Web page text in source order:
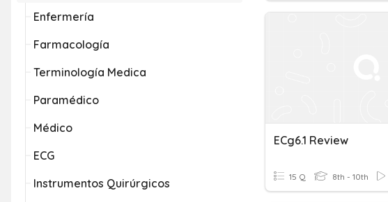
Enfermería
Farmacología
Terminología Medica
Paramédico
Médico
ECG
Instrumentos Quirúrgicos
ECg6.1 Review
15 Q 8th - 10th